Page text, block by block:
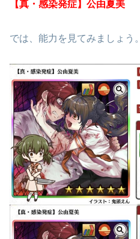
【真・感染発症】公由夏美
では、能力を見てみましょう。